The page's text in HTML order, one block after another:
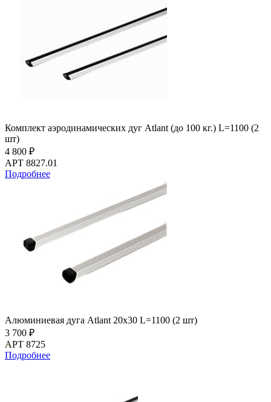
Комплект аэродинамических дуг Atlant (до 100 кг.) L=1100 (2
шт)
4 800 ₽
АРТ 8827.01
Подробнее
Алюминиевая дуга Atlant 20х30 L=1100 (2 шт)
3 700 ₽
АРТ 8725
Подробнее